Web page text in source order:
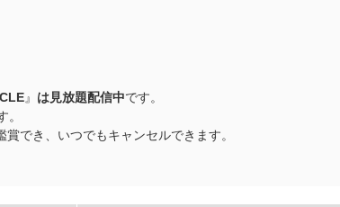
』 は見放題配信中です。
でき、いつでもキャンセルできます。